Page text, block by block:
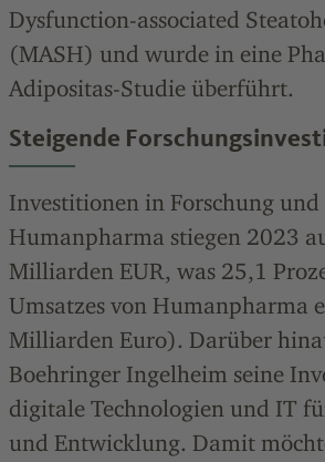
Dysfunction-associated
(MASH) und wurde in eine
Adipositas-Studie überführt.
Steigende
Investitionen in Forschung
Humanpharma stiegen 2023
Milliarden EUR, was 25,1
Umsatzes von Humanpharma
Milliarden Euro). Darüber
Boehringer Ingelheim seine
digitale Technologien und IT
und Entwicklung. Damit